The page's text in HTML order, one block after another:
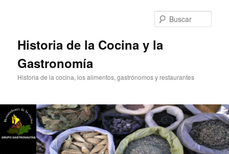
Historia de la Cocina y la
Gastronomía
Historia de la cocina, los alimentos, gastrónomos y restaurantes